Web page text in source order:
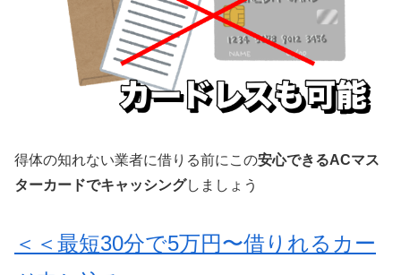
得体の知れない業者に借りる前にこの安心できるACマス
ターカードでキャッシングしましょう
＜＜最短30分で5万円〜借りれるカー